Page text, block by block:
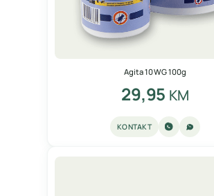
Agita 10 WG 100g
29,95 KM
KONTAKT